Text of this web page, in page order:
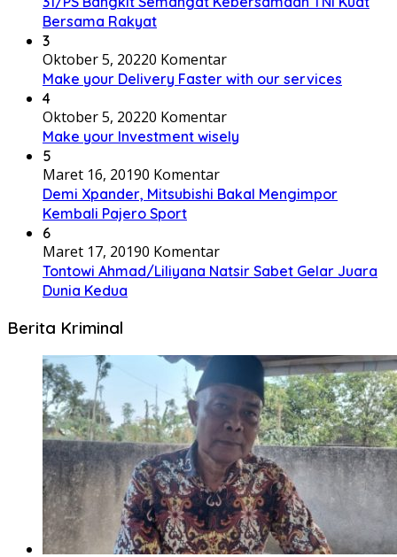
Bersama Rakyat
3
Oktober 5, 20220 Komentar
Make your Delivery Faster with our services
4
Oktober 5, 20220 Komentar
Make your Investment wisely
5
Maret 16, 20190 Komentar
Demi Xpander, Mitsubishi Bakal Mengimpor
Kembali Pajero Sport
6
Maret 17, 20190 Komentar
Tontowi Ahmad/Liliyana Natsir Sabet Gelar Juara
Dunia Kedua
Berita Kriminal